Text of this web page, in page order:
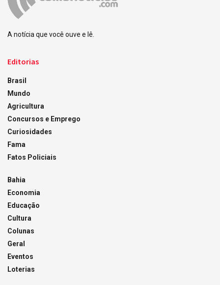
A notícia que você ouve e lê.
Editorias
Brasil
Mundo
Agricultura
Concursos e Emprego
Curiosidades
Fama
Fatos Policiais
Bahia
Economia
Educação
Cultura
Colunas
Geral
Eventos
Loterias